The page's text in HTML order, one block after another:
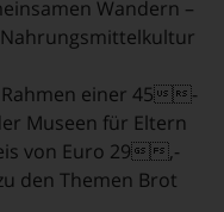
Wandern –
einer 45-
Museen für Eltern
von Euro 29,-
den Themen Brot